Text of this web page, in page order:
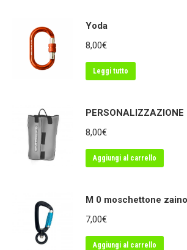
Yoda
8,00€
Leggi tutto
PERSONALIZZAZIONE
8,00€
Aggiungi al carrello
M 0 moschettone zaino
7,00€
Aggiungi al carrello